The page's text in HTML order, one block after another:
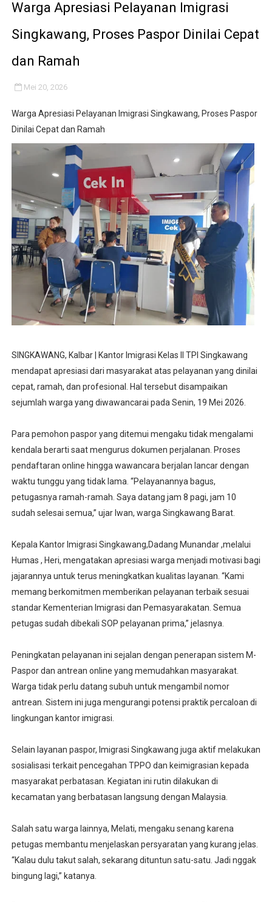
Warga Apresiasi Pelayanan Imigrasi
Singkawang, Proses Paspor Dinilai Cepat
dan Ramah
Mei 20, 2026
Warga Apresiasi Pelayanan Imigrasi Singkawang, Proses Paspor
Dinilai Cepat dan Ramah
SINGKAWANG, Kalbar | Kantor Imigrasi Kelas II TPI Singkawang
mendapat apresiasi dari masyarakat atas pelayanan yang dinilai
cepat, ramah, dan profesional. Hal tersebut disampaikan
sejumlah warga yang diwawancarai pada Senin, 19 Mei 2026.
Para pemohon paspor yang ditemui mengaku tidak mengalami
kendala berarti saat mengurus dokumen perjalanan. Proses
pendaftaran online hingga wawancara berjalan lancar dengan
waktu tunggu yang tidak lama. “Pelayanannya bagus,
petugasnya ramah-ramah. Saya datang jam 8 pagi, jam 10
sudah selesai semua,” ujar Iwan, warga Singkawang Barat.
Kepala Kantor Imigrasi Singkawang,Dadang Munandar ,melalui
Humas , Heri, mengatakan apresiasi warga menjadi motivasi bagi
jajarannya untuk terus meningkatkan kualitas layanan. “Kami
memang berkomitmen memberikan pelayanan terbaik sesuai
standar Kementerian Imigrasi dan Pemasyarakatan. Semua
petugas sudah dibekali SOP pelayanan prima,” jelasnya.
Peningkatan pelayanan ini sejalan dengan penerapan sistem M-
Paspor dan antrean online yang memudahkan masyarakat.
Warga tidak perlu datang subuh untuk mengambil nomor
antrean. Sistem ini juga mengurangi potensi praktik percaloan di
lingkungan kantor imigrasi.
Selain layanan paspor, Imigrasi Singkawang juga aktif melakukan
sosialisasi terkait pencegahan TPPO dan keimigrasian kepada
masyarakat perbatasan. Kegiatan ini rutin dilakukan di
kecamatan yang berbatasan langsung dengan Malaysia.
Salah satu warga lainnya, Melati, mengaku senang karena
petugas membantu menjelaskan persyaratan yang kurang jelas.
“Kalau dulu takut salah, sekarang dituntun satu-satu. Jadi nggak
bingung lagi,” katanya.